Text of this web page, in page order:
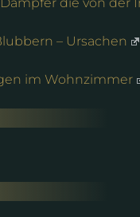
– Ursachen
im Wohnzimmer